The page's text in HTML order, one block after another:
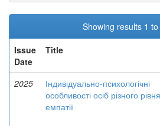
Showing results 1 to
Issue
Date
Title
2025
Індивідуально-психологічні
особливості осіб різного рівня
емпатії